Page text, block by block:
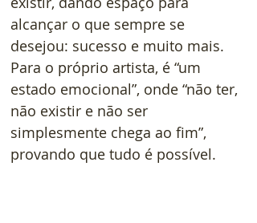
alcançar o que sempre se
desejou: sucesso e muito mais.
Para o próprio artista, é “um
estado emocional”, onde “não ter,
não existir e não ser
simplesmente chega ao fim”,
provando que tudo é possível.